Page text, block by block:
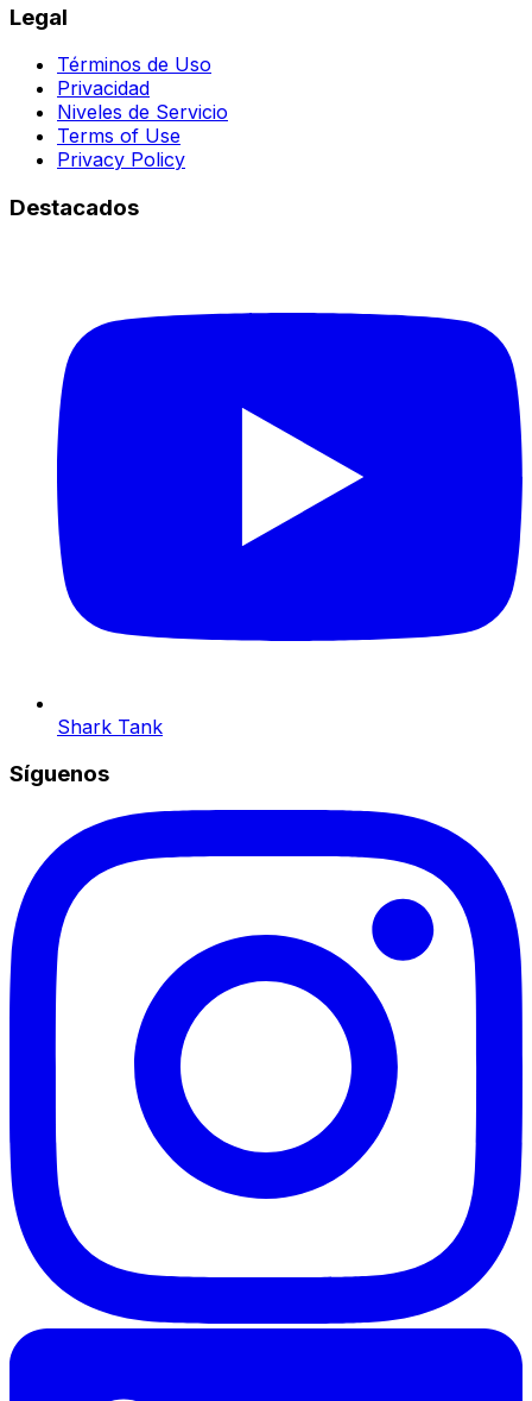
Legal
Términos de Uso
Privacidad
Niveles de Servicio
Terms of Use
Privacy Policy
Destacados
Shark Tank
Síguenos